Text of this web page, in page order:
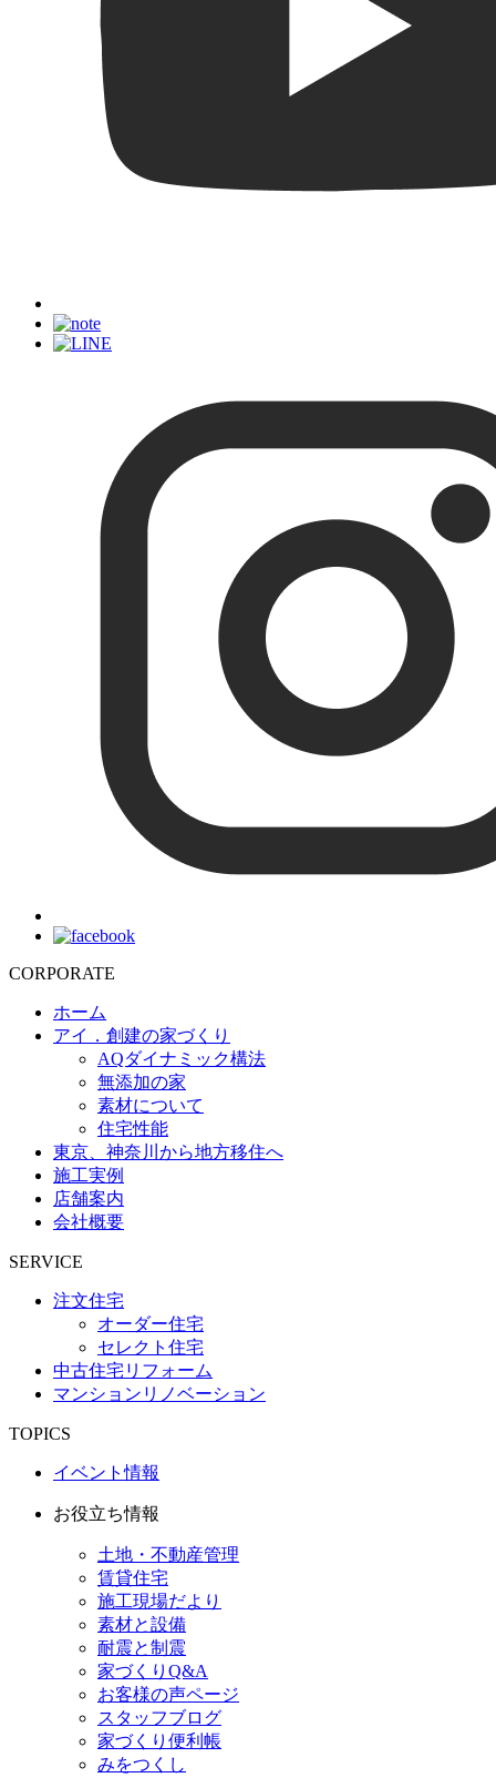
CORPORATE
ホーム
アイ．創建の家づくり
AQダイナミック構法
無添加の家
素材について
住宅性能
東京、神奈川から地方移住へ
施工実例
店舗案内
会社概要
SERVICE
注文住宅
オーダー住宅
セレクト住宅
中古住宅リフォーム
マンションリノベーション
TOPICS
イベント情報
お役立ち情報
土地・不動産管理
賃貸住宅
施工現場だより
素材と設備
耐震と制震
家づくりQ&A
お客様の声ページ
スタッフブログ
家づくり便利帳
みをつくし